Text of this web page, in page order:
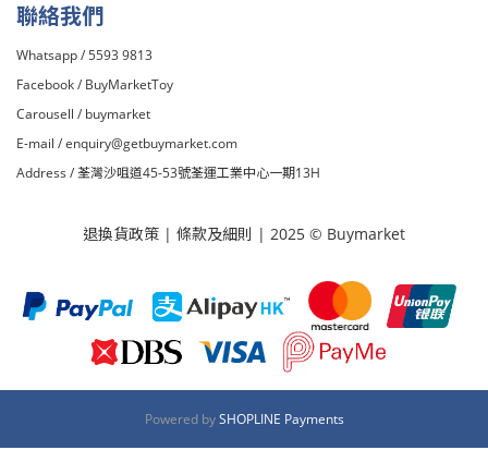
聯絡我們
Whatsapp / 5593 9813
Facebook / BuyMarketToy
Carousell / buymarket
E-mail /enquiry@getbuymarket.com
Address / 荃灣沙咀道45-53號荃運工業中心一期13H
退換貨政策 | 條款及細則 | 2025 © Buymarket
Powered bySHOPLINE Payments